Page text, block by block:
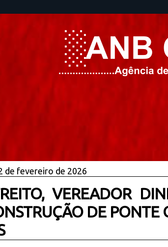
de fevereiro de 2026
VEREADOR
DE PONTE